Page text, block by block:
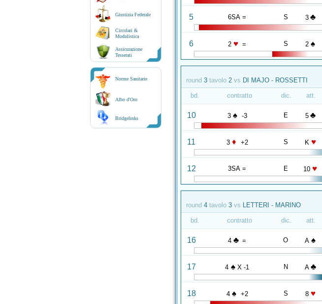
Giustizia Federale
Circolari &
Modulistica
Assicurazione
Tesserati
Norme Sanitarie
Albo d'Oro
Bridgelinks
5 6SA = S 3 ♣
6 2 ♥ = S 2 ♠
round 3 tavolo 2 vs DI MAJO - ROSSETTI
bd. contratto dic. att.
10 3 ♠ -3 E 5 ♣
11 3 ♦ +2 S K ♥
12 3SA = E 10 ♥
round 4 tavolo 3 vs LETTERI - MARINO
bd. contratto dic. att.
16 4 ♣ = O A ♠
17 4 ♠ X -1 N A ♣
18 4 ♠ +2 S 8 ♥